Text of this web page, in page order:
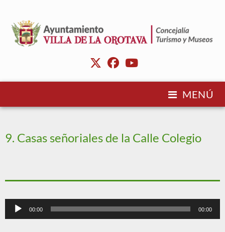
MENÚ
9. Casas señoriales de la Calle Colegio
Reproductor
de
00:00 00:00